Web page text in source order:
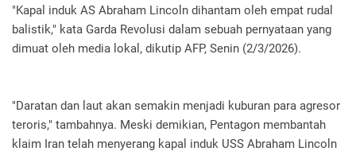
"Kapal induk AS Abraham Lincoln dihantam oleh empat rudal
balistik," kata Garda Revolusi dalam sebuah pernyataan yang
dimuat oleh media lokal, dikutip AFP, Senin (2/3/2026).
"Daratan dan laut akan semakin menjadi kuburan para agresor
teroris," tambahnya. Meski demikian, Pentagon membantah
klaim Iran telah menyerang kapal induk USS Abraham Lincoln